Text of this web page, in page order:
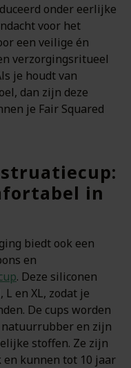
onder eerlijke
voor het
een veilige én
verzorgingsritueel
je houdt van
dan zijn deze
je Fair Squared
in
biedt ook een
en
. Deze siliconen
en XL, zodat je
De cups worden
natuurrubber en zijn
stoffen. Ze zijn
kunnen tot 10 jaar